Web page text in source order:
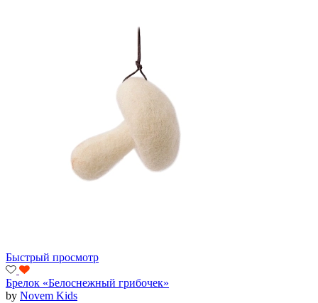
Быстрый просмотр
Брелок «Белоснежный грибочек»
by Novem Kids